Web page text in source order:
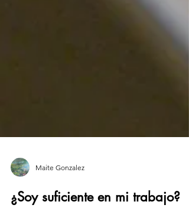
Maite Gonzalez